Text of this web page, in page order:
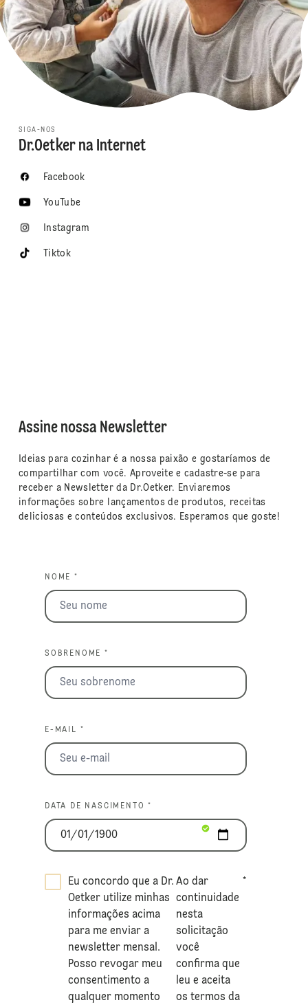
SIGA-NOS
Dr.Oetker na Internet
Facebook
YouTube
Instagram
Tiktok
Assine nossa Newsletter
Ideias para cozinhar é a nossa paixão e gostaríamos de
compartilhar com você. Aproveite e cadastre-se para
receber a Newsletter da Dr.Oetker. Enviaremos
informações sobre lançamentos de produtos, receitas
deliciosas e conteúdos exclusivos. Esperamos que goste!
NOME *
SOBRENOME *
E-MAIL *
DATA DE NASCIMENTO *
Eu concordo que a Dr.
Oetker utilize minhas
informações acima
para me enviar a
newsletter mensal.
Posso revogar meu
consentimento a
qualquer momento
Ao dar
continuidade
nesta
solicitação
você
confirma que
leu e aceita
os termos da
*